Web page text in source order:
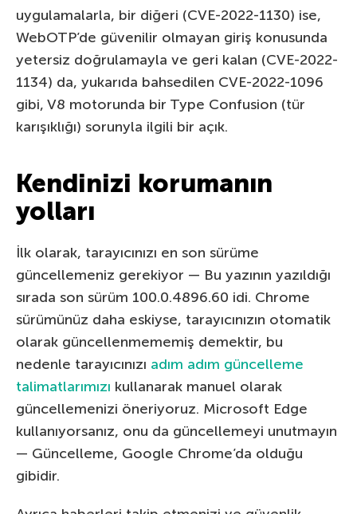
uygulamalarla, bir diğeri (CVE-2022-1130) ise,
WebOTP’de güvenilir olmayan giriş konusunda
yetersiz doğrulamayla ve geri kalan (CVE-2022-
1134) da, yukarıda bahsedilen CVE-2022-1096
gibi, V8 motorunda bir Type Confusion (tür
karışıklığı) sorunyla ilgili bir açık.
Kendinizi korumanın
yolları
İlk olarak, tarayıcınızı en son sürüme
güncellemeniz gerekiyor — Bu yazının yazıldığı
sırada son sürüm 100.0.4896.60 idi. Chrome
sürümünüz daha eskiyse, tarayıcınızın otomatik
olarak güncellenmememiş demektir, bu
nedenle tarayıcınızı adım adım güncelleme
talimatlarımızı kullanarak manuel olarak
güncellemenizi öneriyoruz. Microsoft Edge
kullanıyorsanız, onu da güncellemeyi unutmayın
— Güncelleme, Google Chrome’da olduğu
gibidir.